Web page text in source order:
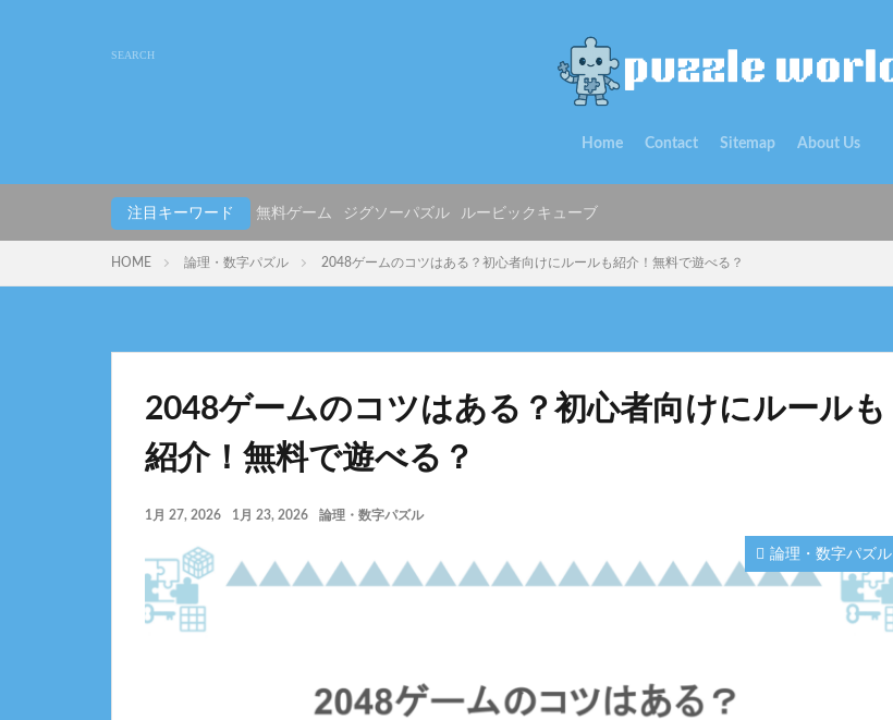
Home Contact Sitemap About Us
注目キーワード 無料ゲーム ジグソーパズル ルービックキューブ
HOME 論理・数字パズル 2048ゲームのコツはある？初心者向けにルールも紹介！無料で遊べる？
2048ゲームのコツはある？初心者向けにルールも
紹介！無料で遊べる？
1月 27, 2026 1月 23, 2026 論理・数字パズル
論理・数字パズル